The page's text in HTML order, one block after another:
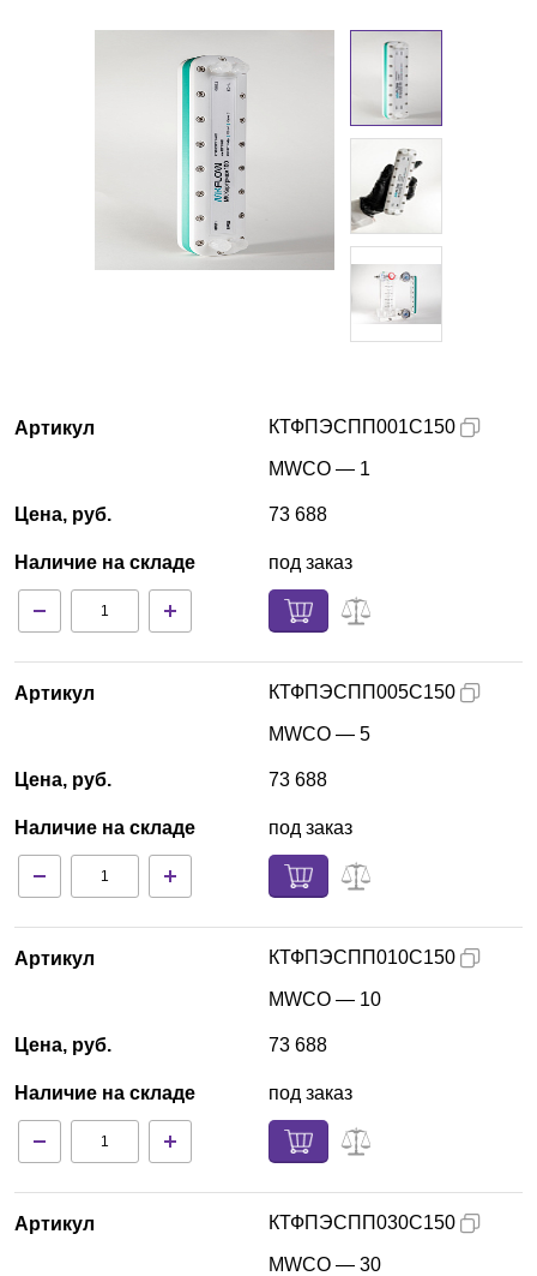
Казань
Контакты
Артикул
Цена, руб.
Наличие на складе
КТФПЭСПП001С150
MWCO — 1
73 688
под заказ
Артикул
Цена, руб.
Наличие на складе
КТФПЭСПП005С150
MWCO — 5
73 688
под заказ
Артикул
Цена, руб.
Наличие на складе
КТФПЭСПП010С150
MWCO — 10
73 688
под заказ
Артикул КТФПЭСПП030С150
MWCO — 30